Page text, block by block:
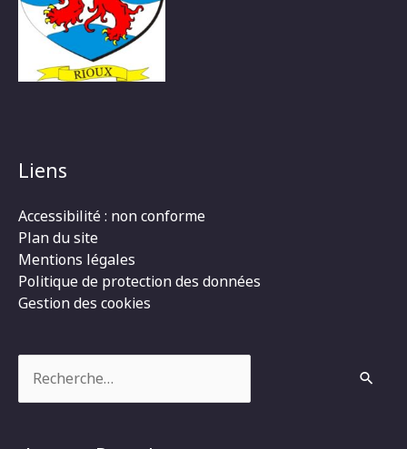
Liens
Accessibilité : non conforme
Plan du site
Mentions légales
Politique de protection des données
Gestion des cookies